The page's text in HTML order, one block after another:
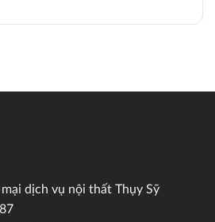
dịch vụ nội thất Thụy Sỹ